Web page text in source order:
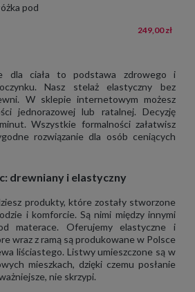
pod
249,00 zł
dla ciała to podstawa zdrowego i
Nasz stelaż elastyczny bez
W sklepie internetowym możesz
jednorazowej lub ratalnej. Decyzję
Wszystkie formalności załatwisz
rozwiązanie dla osób ceniących
drewniany i elastyczny
produkty, które zostały stworzone
i komforcie. Są nimi między innymi
materace. Oferujemy elastyczne i
wraz z ramą są produkowane w Polsce
liściastego. Listwy umieszczone są w
mieszkach, dzięki czemu posłanie
nie skrzypi.